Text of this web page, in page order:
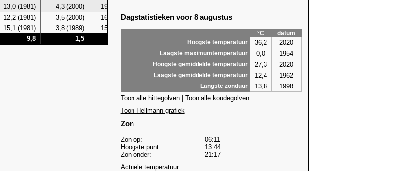
13,0 (1981) 4,3 (2000) 19,2
12,2 (1981) 3,5 (2000) 16,9 (1987) 10,9 (1981)
25,3 (1957)
15,1 (1981) 3,8 (1989) 15,0 (2010) 11,7 (1960)
25,1 (2025)
9,8 1,5
Dagstatistieken voor 8 augustus
°C
datum
Hoogste temperatuur
36,2 2020
Laagste maximumtemperatuur 0,0 1954
Hoogste gemiddelde temperatuur 27,3 2020
Laagste gemiddelde temperatuur 12,4 1962
Langste zonduur 13,8
1998
Toon alle hittegolven| Toon alle koudegolven
Toon Hellmann-grafiek
Zon
Zon op:
06:11
Hoogste punt:
13:44
Zon onder:
21:17
Actuele temperatuur